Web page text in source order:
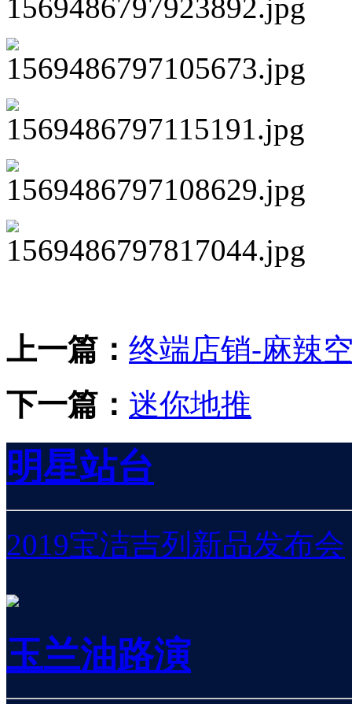
上一篇： 终端店销-麻辣
下一篇： 迷你地推
明星站台
2019宝洁吉列新品发布会
玉兰油路演